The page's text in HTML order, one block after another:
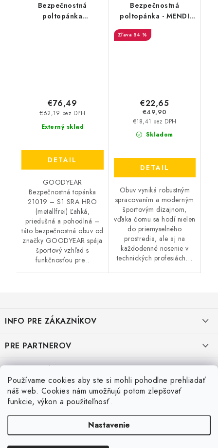
Používame cookies aby ste si mohli pohodlne prehliadať
náš web. Cookies nám umožňujú potom zlepšovať
funkcie, výkon a použiteľnosť.
Nastavenie
Bezpečnostná
poltopánka
Externý sklad
€62,19 bez DPH
€76,49
DETAIL
GOODYEAR
Bezpečnostná topánka
21019 – S1 SRA HRO
(metallfrei) Ľahká,
priedušná a pohodlná –
táto bezpečnostná obuv od
značky GOODYEAR spája
športový vzhľad s
funkčnosťou pre...
Bezpečnostná
poltopánka - MENDI
Ares 536W S1P HI CI
SRC - výpredaj
54 %
Skladom
€18,41 bez DPH
€22,65
€49,90
DETAIL
Obuv vyniká robustným
spracovaním a moderným
športovým dizajnom,
vďaka čomu sa hodí nielen
do priemyselného
prostredia, ale aj na
každodenné nosenie v
technických profesiách....
p
ä
i
INFO PRE ZÁKAZNÍKOV
OBCHODNÉ PODMIENKY
OCHRANA OSOBNÝCH ÚDAJOV
VRÁTENIE TOVARU
PRE PARTNEROV
KATALÓG OBUVI A OPP ČERVA
KATALÓG OBUVI A OPP CXS
KATALÓG OBUVI BIRKENSTOCK
KATALÓG OBUVI ARTRA
Veľkostná tabuľka obuvi SKECHER
Veľkostná tabuľka obuvi ARTRA
Veľkostná tabuľka obuvi Shoes for Crews
Posledné hodnotenie produktov